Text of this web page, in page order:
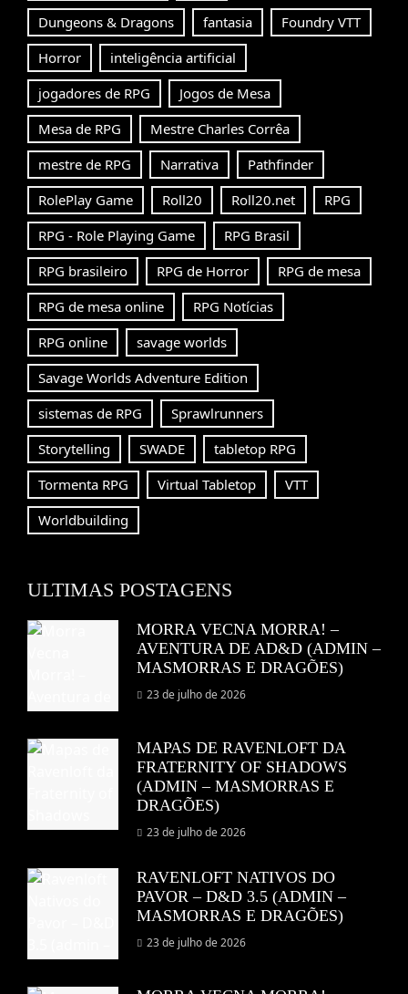
Dungeons & Dragons
fantasia
Foundry VTT
Horror
inteligência artificial
jogadores de RPG
Jogos de Mesa
Mesa de RPG
Mestre Charles Corrêa
mestre de RPG
Narrativa
Pathfinder
RolePlay Game
Roll20 Roll20.net
RPG
RPG - Role Playing Game
RPG Brasil
RPG brasileiro
RPG de Horror
RPG de mesa
RPG de mesa online
RPG Notícias
RPG online
savage worlds
Savage Worlds Adventure Edition
sistemas de RPG
Sprawlrunners
Storytelling
SWADE
tabletop RPG
Tormenta RPG
Virtual Tabletop
VTT
Worldbuilding
ULTIMAS POSTAGENS
MORRA VECNA MORRA! –
AVENTURA DE AD&D (ADMIN –
MASMORRAS E DRAGÕES)
23 de julho de 2026
MAPAS DE RAVENLOFT DA
FRATERNITY OF SHADOWS
(ADMIN – MASMORRAS E
DRAGÕES)
23 de julho de 2026
RAVENLOFT NATIVOS DO
PAVOR – D&D 3.5 (ADMIN –
MASMORRAS E DRAGÕES)
23 de julho de 2026